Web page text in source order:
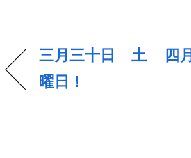
三月三十日 土
曜日！
四